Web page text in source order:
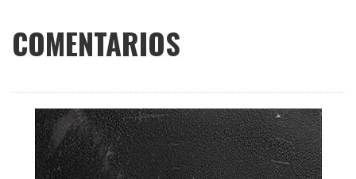
COMENTARIOS